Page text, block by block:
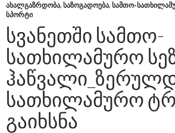
ᲐᲮᲐᲚᲒᲐᲖᲠᲓᲝᲑᲐ, ᲡᲐᲖᲝᲒᲐᲓᲝᲔᲑᲐ, ᲡᲐᲛᲗᲝ-
ᲡᲞᲝᲠᲢᲘ
ᲡᲕᲐᲜᲔᲗᲨᲘ ᲡᲐᲛᲗᲝ-
ᲡᲐᲗᲮᲘᲚᲐᲛᲣᲠᲝ
ᲡᲐᲗᲮᲘᲚᲐᲛᲣᲠᲝ
ᲒᲐᲘᲮᲡᲜᲐ